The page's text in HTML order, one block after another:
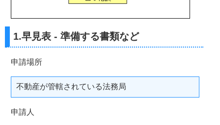
1.早見表 - 準備する書類など
申請場所
不動産が管轄されている法務局
申請人